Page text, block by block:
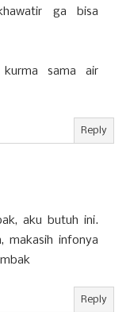
ga bisa
kurma sama air
Reply
aku butuh ini.
makasih infonya
Reply